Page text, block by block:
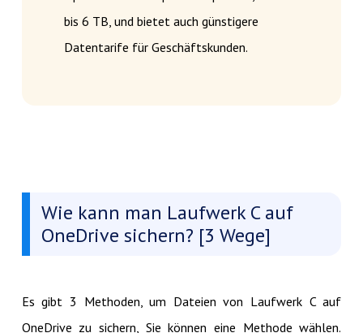
bis 6 TB, und bietet auch günstigere
Datentarife für Geschäftskunden.
Wie kann man Laufwerk C auf
OneDrive sichern? [3 Wege]
Es gibt 3 Methoden, um Dateien von Laufwerk C auf
OneDrive zu sichern, Sie können eine Methode wählen.